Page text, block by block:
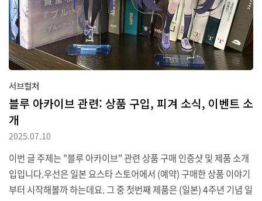
서브컬처
블루 아카이브 관련: 상품 구입, 피겨 소식, 이벤트 소
개
2025.07.10
이번 글 주제는 "블루 아카이브" 관련 상품 구매 인증샷 및 제품 소개
입입니다.우선은 일본 요스타 스토어에서 (예약) 구매한 상품 이야기
부터 시작해볼까 하는데요. 그 중 첫번째 제품은 (일본) 4주년 기념 일